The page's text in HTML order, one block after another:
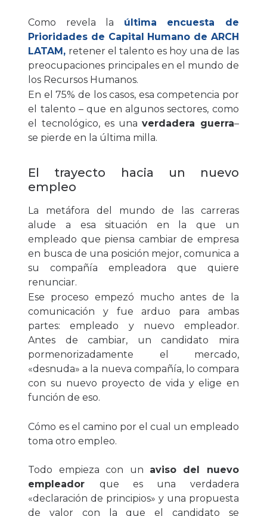
Como revela la última encuesta de
Prioridades de Capital Humano de ARCH
LATAM, retener el talento es hoy una de las
preocupaciones principales en el mundo de
los Recursos Humanos.
En el 75% de los casos, esa competencia por
el talento – que en algunos sectores, como
el tecnológico, es unaverdadera guerra–
se pierde en la última milla.
El trayecto hacia un nuevo
empleo
La metáfora del mundo de las carreras
alude a esa situación en la que un
empleado que piensa cambiar de empresa
en busca de una posición mejor, comunica a
su compañía empleadora que quiere
renunciar.
Ese proceso empezó mucho antes de la
comunicación y fue arduo para ambas
partes: empleado y nuevo empleador.
Antes de cambiar, un candidato mira
pormenorizadamente el mercado,
«desnuda» a la nueva compañía, lo compara
con su nuevo proyecto de vida y elige en
función de eso.
Cómo es el camino por el cual un empleado
toma otro empleo.
Todo empieza con un aviso del nuevo
empleador que es una verdadera
«declaración de principios» y una propuesta
de valor con la que el candidato se